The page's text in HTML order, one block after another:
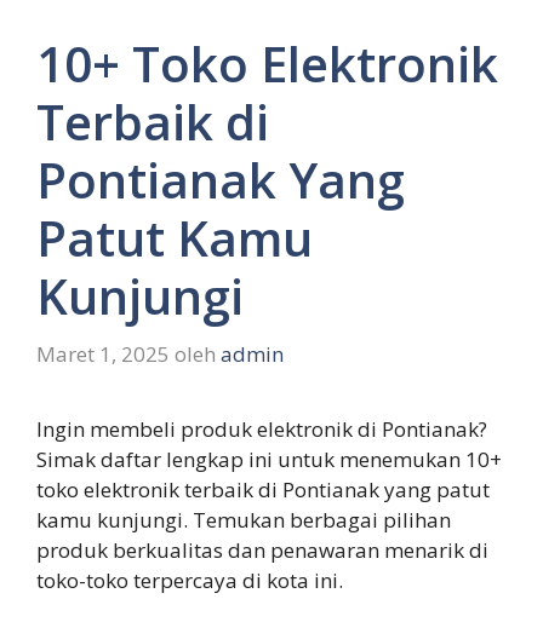
10+ Toko Elektronik
Terbaik di
Pontianak Yang
Patut Kamu
Kunjungi
Maret 1, 2025 oleh admin
Ingin membeli produk elektronik di Pontianak?
Simak daftar lengkap ini untuk menemukan 10+
toko elektronik terbaik di Pontianak yang patut
kamu kunjungi. Temukan berbagai pilihan
produk berkualitas dan penawaran menarik di
toko-toko terpercaya di kota ini.